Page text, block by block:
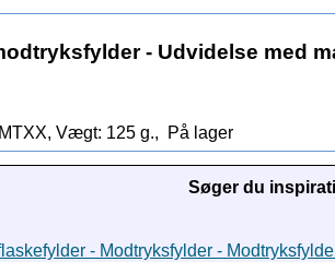
- Udvidelse med
Vægt: 125 g., På lager
Søger du
- Modtryksfylder -